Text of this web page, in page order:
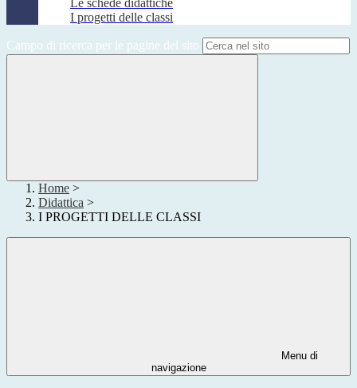
Le schede didattiche
I progetti delle classi
Campo di ricerca per le pagine del sito
Home >
Didattica >
I PROGETTI DELLE CLASSI
Menu di
navigazione